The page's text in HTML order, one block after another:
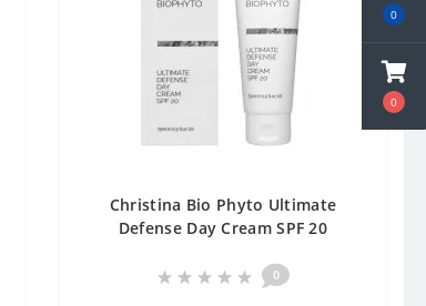
0
0
Christina Bio Phyto Ultimate
Defense Day Cream SPF 20
0